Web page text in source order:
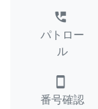
perm_phone_msg
パトロー
ル
smartphone
番号確認